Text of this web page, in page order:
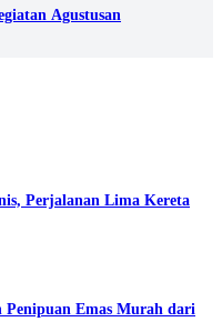
Agustusan
Perjalanan Lima Kereta
Emas Murah dari